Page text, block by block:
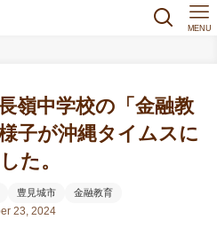
MENU
嶺中学校の「金融教
子が沖縄タイムスに
た。
豊見城市 金融教育
23, 2024